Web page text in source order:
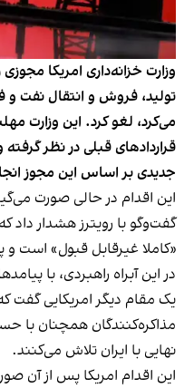
وزارت خزانه‌داری امریکا
تولید، فروش و انتقال نفت و
قراردادهای قبلی در نظر
جدیدی بر اساس این مجوز
این اقدام در حالی صورت
گفت‌وگو با رویترز هشدار داد
«کاملا غیرقابل قبول» است
در این آبراه راهبردی، با
یک مقام دیگر امریکایی گفت
مذاکره‌کنندگان همچنان با
نهایی با ایران تلاش می‌کنند.
این اقدام امریکا پس از آن